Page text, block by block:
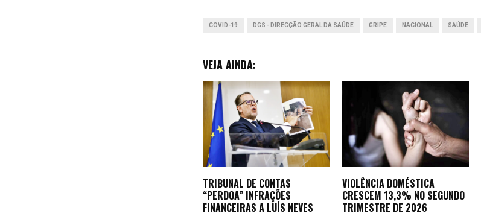
COVID-19 DGS - DIRECÇÃO GERAL DA SAÚDE GRIPE NACIONAL SAÚDE
VEJA AINDA:
TRIBUNAL DE CONTAS
“PERDOA” INFRAÇÕES
FINANCEIRAS A LUÍS NEVES
VIOLÊNCIA DOMÉSTICA
CRESCEM 13,3% NO SEGUNDO
TRIMESTRE DE 2026